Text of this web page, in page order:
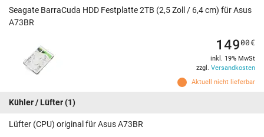
Seagate BarraCuda HDD Festplatte 2TB (2,5 Zoll / 6,4 cm) für Asus
A73BR
Aktuell nicht lieferbar
14900€
inkl. 19% MwSt
zzgl. Versandkosten
Kühler / Lüfter(1)
Lüfter (CPU) original für Asus A73BR